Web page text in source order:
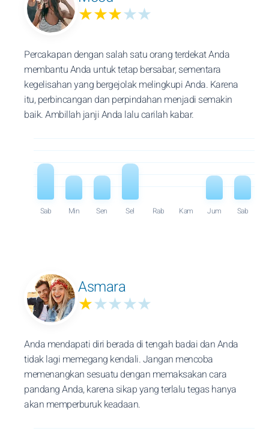
★★★★★
Percakapan dengan salah satu orang terdekat Anda
membantu Anda untuk tetap bersabar, sementara
kegelisahan yang bergejolak melingkupi Anda. Karena
itu, perbincangan dan perpindahan menjadi semakin
baik. Ambillah janji Anda lalu carilah kabar.
Sab Min Sen Sel Rab Kam Jum Sab
Asmara
★★★★★
Anda mendapati diri berada di tengah badai dan Anda
tidak lagi memegang kendali. Jangan mencoba
memenangkan sesuatu dengan memaksakan cara
pandang Anda, karena sikap yang terlalu tegas hanya
akan memperburuk keadaan.